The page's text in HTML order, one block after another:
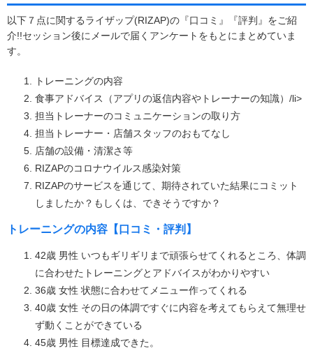
以下７点に関するライザップ(RIZAP)の『口コミ』『評判』をご紹
介!!セッション後にメールで届くアンケートをもとにまとめていま
す。
トレーニングの内容
食事アドバイス（アプリの返信内容やトレーナーの知識）/li>
担当トレーナーのコミュニケーションの取り方
担当トレーナー・店舗スタッフのおもてなし
店舗の設備・清潔さ等
RIZAPのコロナウイルス感染対策
RIZAPのサービスを通じて、期待されていた結果にコミット
しましたか？もしくは、できそうですか？
トレーニングの内容【口コミ・評判】
42歳 男性 いつもギリギリまで頑張らせてくれるところ、体調
に合わせたトレーニングとアドバイスがわかりやすい
36歳 女性 状態に合わせてメニュー作ってくれる
40歳 女性 その日の体調ですぐに内容を考えてもらえて無理せ
ず動くことができている
45歳 男性 目標達成できた。